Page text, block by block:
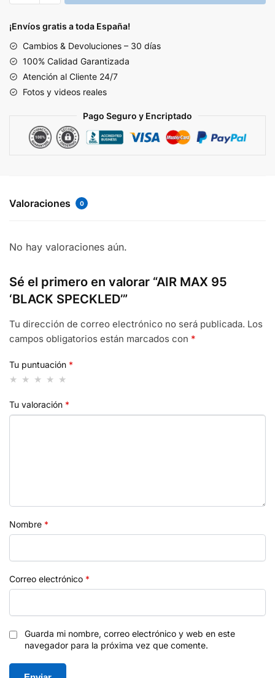
'BLACK
cantidad
¡Envíos gratis a toda España!
Cambios & Devoluciones – 30 días
100% Calidad Garantizada
Atención al Cliente 24/7
Fotos y videos reales
Pago Seguro y Encriptado
Valoraciones 0
No hay valoraciones aún.
Sé el primero en valorar “AIR MAX 95
‘BLACK SPECKLED’”
Tu dirección de correo electrónico no será publicada. Los
campos obligatorios están marcados con *
Tu puntuación *
Tu valoración *
Nombre *
Correo electrónico *
Guarda mi nombre, correo electrónico y web en este
navegador para la próxima vez que comente.